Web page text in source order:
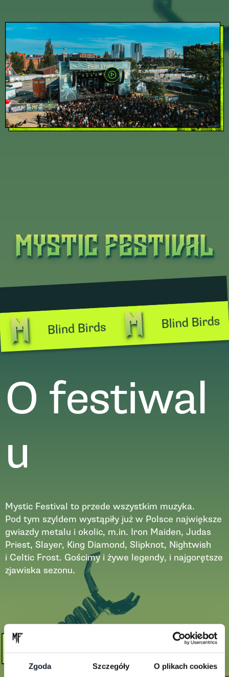
Zgoda Szczegóły O plikach cookies
Blind Birds Blind Birds
O festiwal
u
Mystic Festival to przede wszystkim muzyka.
Pod tym szyldem wystąpiły już w Polsce największe
gwiazdy metalu i okolic, m.in. Iron Maiden, Judas
Priest, Slayer, King Diamond, Slipknot, Nightwish
i Celtic Frost. Gościmy i żywe legendy, i najgorętsze
zjawiska sezonu.